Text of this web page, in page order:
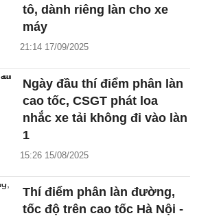
tô, dành riêng làn cho xe
máy
21:14 17/09/2025
Ngày đầu thí điểm phân làn
cao tốc, CSGT phát loa
nhắc xe tải không đi vào làn
1
15:26 15/08/2025
Thí điểm phân làn đường,
tốc độ trên cao tốc Hà Nội -